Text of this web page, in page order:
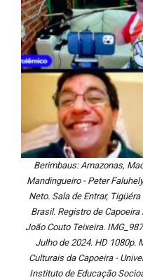
Berimbaus: Amazonas,
Mandingueiro - Peter
Neto. Sala de Entrar,
Brasil. Registro de
João Couto Teixeira.
Julho de 2024. HD 1080p.
Culturais da Capoeira -
Instituto de Educação